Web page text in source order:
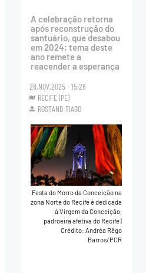
A celebração retorna
após reconstrução do
santuário, que desabou
em 2024; tema deste
ano remete a
reacender a esperança
28.NOV.2025 - 15:28
RECIFE (PE)
ROSTAND TIAGO
Festa do Morro da Conceição na
zona Norte do Recife é dedicada
à Virgem da Conceição,
padroeira afetiva do Recife|
Crédito: Andréa Rêgo
Barros/PCR